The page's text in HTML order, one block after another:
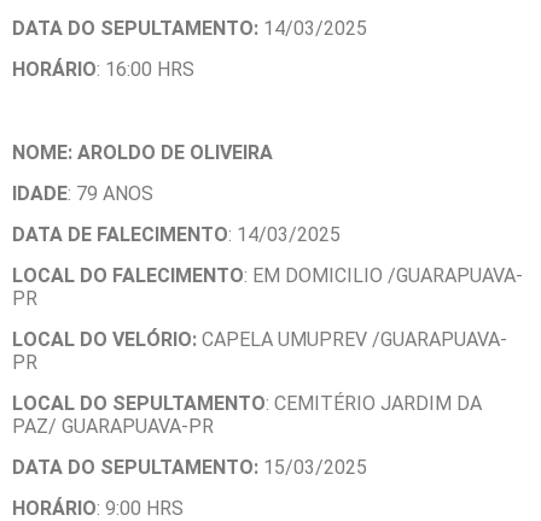
DATA DO SEPULTAMENTO: 14/03/2025
HORÁRIO: 16:00 HRS
NOME: AROLDO DE OLIVEIRA
IDADE: 79 ANOS
DATA DE FALECIMENTO: 14/03/2025
LOCAL DO FALECIMENTO: EM DOMICILIO /GUARAPUAVA-
PR
LOCAL DO VELÓRIO: CAPELA UMUPREV /GUARAPUAVA-
PR
LOCAL DO SEPULTAMENTO: CEMITÉRIO JARDIM DA
PAZ/ GUARAPUAVA-PR
DATA DO SEPULTAMENTO: 15/03/2025
HORÁRIO: 9:00 HRS